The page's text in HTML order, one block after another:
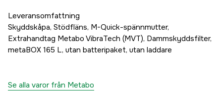
Leveransomfattning
Skyddskåpa, Stödfläns, M-Quick-spännmutter,
Extrahandtag Metabo VibraTech (MVT), Dammskyddsfilter,
metaBOX 165 L, utan batteripaket, utan laddare
Se alla varor från Metabo